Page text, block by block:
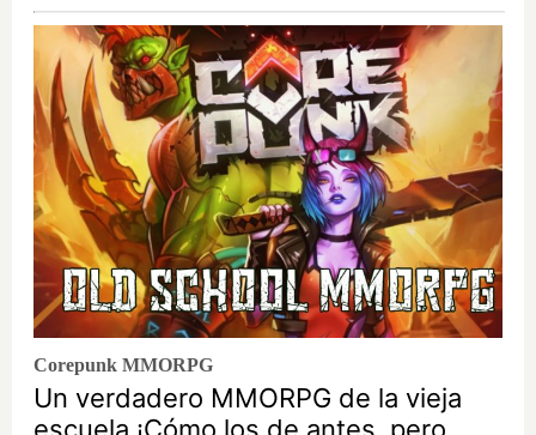
Corepunk MMORPG
Un verdadero MMORPG de la vieja
escuela ¡Cómo los de antes, pero